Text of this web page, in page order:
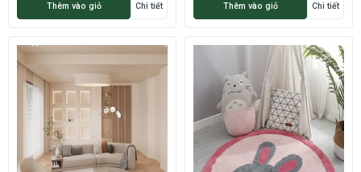
Thêm vào giỏ Chi tiết Thêm vào giỏ Chi tiết